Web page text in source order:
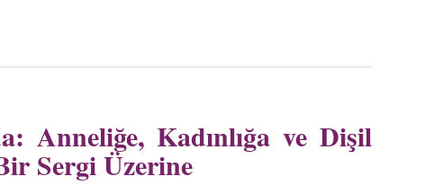
Anneliğe, Kadınlığa ve Dişil
Sergi Üzerine